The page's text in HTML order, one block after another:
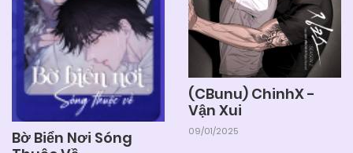
Bờ Biển Nơi Sóng
(CBunu) ChinhX -
Vận Xui
09/01/2025